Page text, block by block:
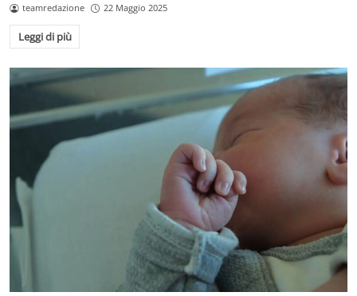
teamredazione 22 Maggio 2025
Leggi di più